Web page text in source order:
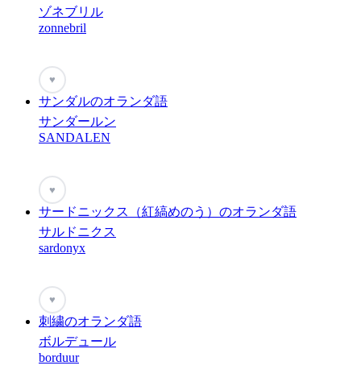
ゾネブリル
zonnebril
♥
サンダルのオランダ語
サンダールン
SANDALEN
♥
サードニックス（紅縞めのう）のオランダ語
サルドニクス
sardonyx
♥
刺繍のオランダ語
ボルデュール
borduur